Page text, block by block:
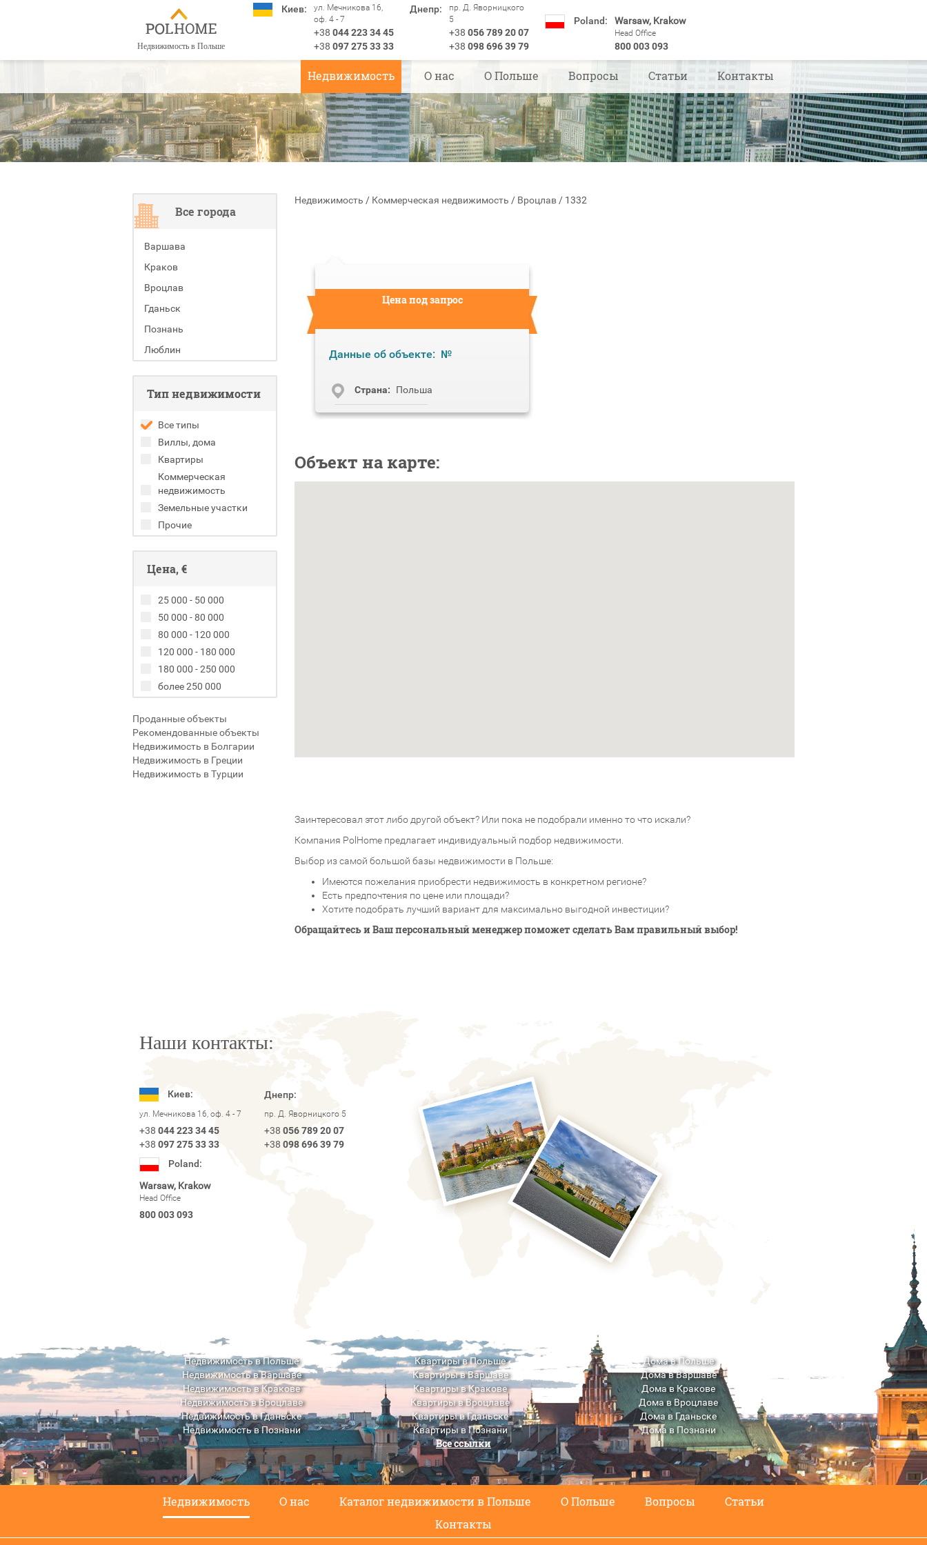
Недвижимость в Польше
Киев:
ул. Мечникова 16,
оф. 4 - 7
+38 044 223 34 45
+38 097 275 33 33
Днепр:
пр. Д. Яворницкого
5
+38 056 789 20 07
+38 098 696 39 79
Poland: Warsaw, Krakow
Head Office
800 003 093
Недвижимость О нас О Польше Вопросы Статьи Контакты
Все города
Варшава
Краков
Вроцлав
Гданьск
Познань
Люблин
Тип недвижимости
Все типы
Виллы, дома
Квартиры
Коммерческая
недвижимость
Земельные участки
Прочие
Цена, €
25 000 - 50 000
50 000 - 80 000
80 000 - 120 000
120 000 - 180 000
180 000 - 250 000
более 250 000
Проданные объекты
Рекомендованные объекты
Недвижимость в Болгарии
Недвижимость в Греции
Недвижимость в Турции
Недвижимость / Коммерческая недвижимость / Вроцлав / 1332
Цена под запрос
Данные об объекте: №
Cтрана: Польша
Объект на карте:
Заинтересовал этот либо другой объект? Или пока не подобрали именно то что искали?
Компания PolHome предлагает индивидуальный подбор недвижимости.
Выбор из самой большой базы недвижимости в Польше:
Имеются пожелания приобрести недвижимость в конкретном регионе?
Есть предпочтения по цене или площади?
Хотите подобрать лучший вариант для максимально выгодной инвестиции?
Обращайтесь и Ваш персональный менеджер поможет сделать Вам правильный выбор!
Наши контакты:
Киев:
ул. Мечникова 16, оф. 4 - 7
+38 044 223 34 45
+38 097 275 33 33
Днепр:
пр. Д. Яворницкого 5
+38 056 789 20 07
+38 098 696 39 79
Poland:
Warsaw, Krakow
Head Office
800 003 093
Недвижимость в Польше
Недвижимость в Варшаве
Недвижимость в Кракове
Недвижимость в Вроцлаве
Недвижимость в Гданьске
Недвижимость в Познани
Недвижимость в Люблине
Квартиры в Польше
Квартиры в Варшаве
Квартиры в Кракове
Квартиры в Вроцлаве
Квартиры в Гданьске
Квартиры в Познани
Квартиры в Люблине
Дома в Польше
Дома в Варшаве
Дома в Кракове
Дома в Вроцлаве
Дома в Гданьске
Дома в Познани
Дома в Люблине
Все ссылки
Недвижимость О нас Каталог недвижимости в Польше О Польше Вопросы
Статьи
Контакты